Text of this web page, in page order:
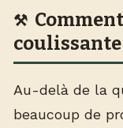
Au-delà de la
beaucoup de